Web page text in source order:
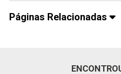
Páginas Relacionadas